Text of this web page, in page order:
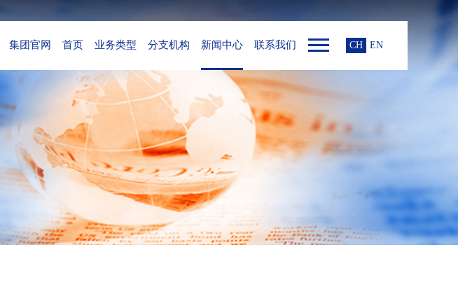
集团官网 首页 业务类型 分支机构 新闻中心 联系我们 CH EN